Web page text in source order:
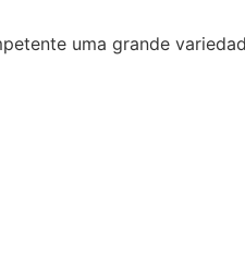
uma grande